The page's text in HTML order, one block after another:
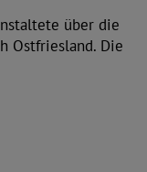
über die
Ostfriesland. Die